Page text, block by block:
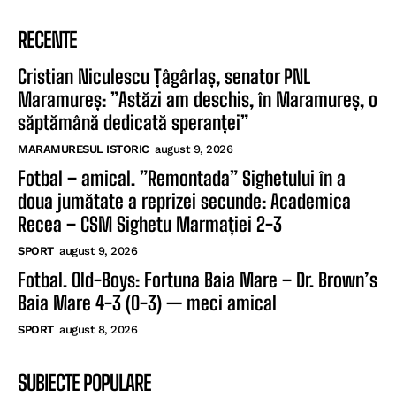
RECENTE
Cristian Niculescu Țâgârlaș, senator PNL
Maramureș: ”Astăzi am deschis, în Maramureș, o
săptămână dedicată speranței”
MARAMURESUL ISTORIC august 9, 2026
Fotbal – amical. ”Remontada” Sighetului în a
doua jumătate a reprizei secunde: Academica
Recea – CSM Sighetu Marmației 2-3
SPORT august 9, 2026
Fotbal. Old-Boys: Fortuna Baia Mare – Dr. Brown’s
Baia Mare 4-3 (0-3) — meci amical
SPORT august 8, 2026
SUBIECTE POPULARE